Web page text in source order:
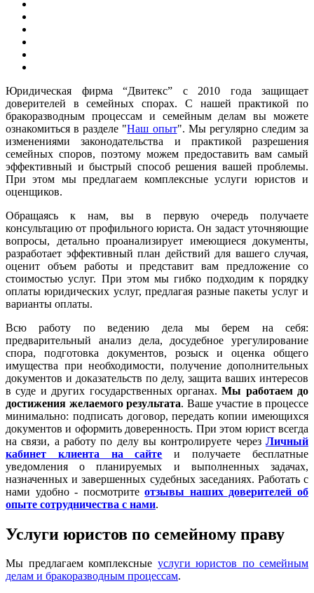
Юридическая фирма “Двитекс” с 2010 года защищает
доверителей в семейных спорах. С нашей практикой по
бракоразводным процессам и семейным делам вы можете
ознакомиться в разделе "Наш опыт". Мы регулярно следим за
изменениями законодательства и практикой разрешения
семейных споров, поэтому можем предоставить вам самый
эффективный и быстрый способ решения вашей проблемы.
При этом мы предлагаем комплексные услуги юристов и
оценщиков.
Обращаясь к нам, вы в первую очередь получаете
консультацию от профильного юриста. Он задаст уточняющие
вопросы, детально проанализирует имеющиеся документы,
разработает эффективный план действий для вашего случая,
оценит объем работы и представит вам предложение со
стоимостью услуг. При этом мы гибко подходим к порядку
оплаты юридических услуг, предлагая разные пакеты услуг и
варианты оплаты.
Всю работу по ведению дела мы берем на себя:
предварительный анализ дела, досудебное урегулирование
спора, подготовка документов, розыск и оценка общего
имущества при необходимости, получение дополнительных
документов и доказательств по делу, защита ваших интересов
в суде и других государственных органах.Мы работаем до
достижения желаемого результата. Ваше участие в процессе
минимально: подписать договор, передать копии имеющихся
документов и оформить доверенность. При этом юрист всегда
на связи, а работу по делу вы контролируете через Личный
кабинет клиента на сайте и получаете бесплатные
уведомления о планируемых и выполненных задачах,
назначенных и завершенных судебных заседаниях. Работать с
нами удобно - посмотритеотзывы наших доверителей об
опыте сотрудничества с нами.
Услуги юристов по семейному праву
Мы предлагаем комплексные услуги юристов по семейным
делам и бракоразводным процессам.